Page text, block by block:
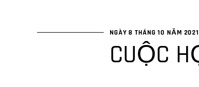
NGÀY 8 THÁNG 10 NĂM
CUỘC